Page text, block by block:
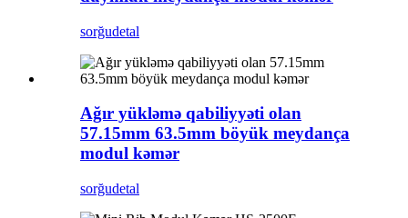
sorğudetal
Ağır yükləmə qabiliyyəti olan
57.15mm 63.5mm böyük meydança
modul kəmər
sorğudetal